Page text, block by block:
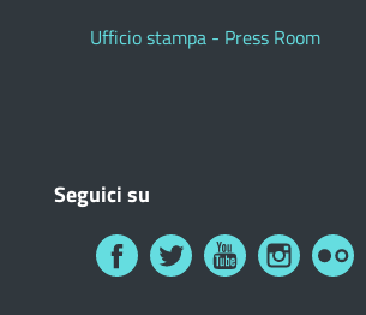
Ufficio stampa - Press Room
Seguici su